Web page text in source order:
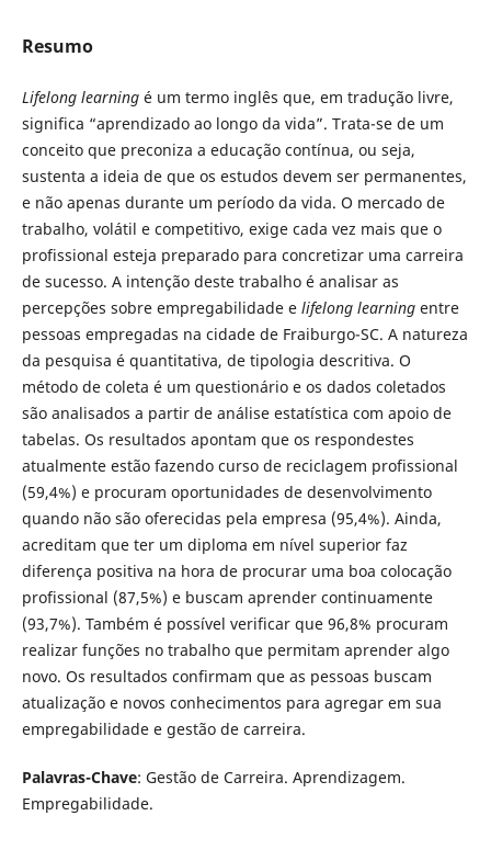
Resumo
Lifelong learningé um termo inglês que, em tradução livre,
significa “aprendizado ao longo da vida”. Trata-se de um
conceito que preconiza a educação contínua, ou seja,
sustenta a ideia de que os estudos devem ser permanentes,
e não apenas durante um período da vida. O mercado de
trabalho, volátil e competitivo, exige cada vez mais que o
profissional esteja preparado para concretizar uma carreira
de sucesso. A intenção deste trabalho é analisar as
percepções sobre empregabilidade e lifelong learningentre
pessoas empregadas na cidade de Fraiburgo-SC. A natureza
da pesquisa é quantitativa, de tipologia descritiva. O
método de coleta é um questionário e os dados coletados
são analisados a partir de análise estatística com apoio de
tabelas. Os resultados apontam que os respondestes
atualmente estão fazendo curso de reciclagem profissional
(59,4%) e procuram oportunidades de desenvolvimento
quando não são oferecidas pela empresa (95,4%). Ainda,
acreditam que ter um diploma em nível superior faz
diferença positiva na hora de procurar uma boa colocação
profissional (87,5%) e buscam aprender continuamente
(93,7%). Também é possível verificar que 96,8% procuram
realizar funções no trabalho que permitam aprender algo
novo. Os resultados confirmam que as pessoas buscam
atualização e novos conhecimentos para agregar em sua
empregabilidade e gestão de carreira.
Palavras-Chave: Gestão de Carreira. Aprendizagem.
Empregabilidade.